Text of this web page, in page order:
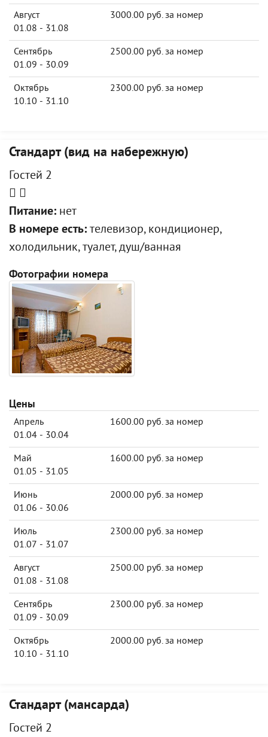
Август
01.08 - 31.08
3000.00 руб. за номер
Сентябрь
01.09 - 30.09
2500.00 руб. за номер
Октябрь
10.10 - 31.10
2300.00 руб. за номер
Стандарт (вид на набережную)
Гостей 2
Питание: нет
В номере есть: телевизор, кондиционер,
холодильник, туалет, душ/ванная
Фотографии номера
Цены
Апрель
01.04 - 30.04
1600.00 руб. за номер
Май
01.05 - 31.05
1600.00 руб. за номер
Июнь
01.06 - 30.06
2000.00 руб. за номер
Июль
01.07 - 31.07
2300.00 руб. за номер
Август
01.08 - 31.08
2500.00 руб. за номер
Сентябрь
01.09 - 30.09
2300.00 руб. за номер
Октябрь
10.10 - 31.10
2000.00 руб. за номер
Стандарт (мансарда)
Гостей 2